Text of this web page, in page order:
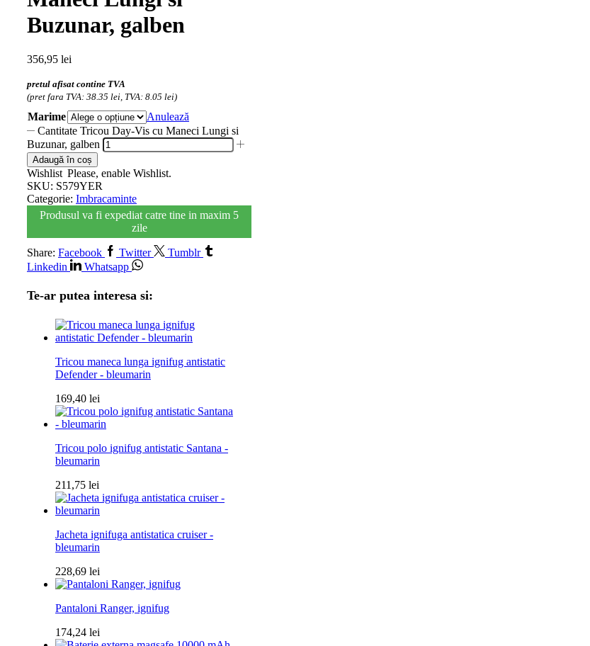
Buzunar, galben
356,95 lei
pretul afisat contine TVA
(pret fara TVA: 38.35 lei, TVA: 8.05 lei)
Marime
Anulează
Cantitate Tricou Day-Vis cu Maneci Lungi si
Buzunar, galben
Adaugă în coș
Wishlist Please, enable Wishlist.
SKU: S579YER
Categorie: Imbracaminte
Produsul va fi expediat catre tine in maxim 5
zile
Share: Facebook Twitter
Tumblr
Linkedin
Whatsapp
Te-ar putea interesa si:
Tricou maneca lunga ignifug antistatic
Defender - bleumarin
169,40 lei
Tricou polo ignifug antistatic Santana -
bleumarin
211,75 lei
Jacheta ignifuga antistatica cruiser -
bleumarin
228,69 lei
Pantaloni Ranger, ignifug
174,24 lei